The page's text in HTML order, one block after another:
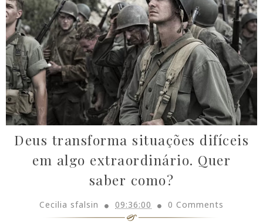
Deus transforma situações difíceis
em algo extraordinário. Quer
saber como?
Cecilia sfalsin 09:36:00 0 Comments